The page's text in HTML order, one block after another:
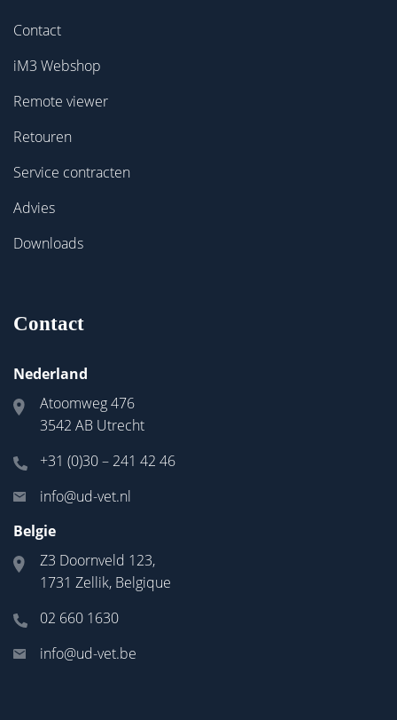
Contact
iM3 Webshop
Remote viewer
Retouren
Service contracten
Advies
Downloads
Contact
Nederland
Atoomweg 476
3542 AB Utrecht
+31 (0)30 – 241 42 46
info@ud-vet.nl
Belgie
Z3 Doornveld 123,
1731 Zellik, Belgique
02 660 1630
info@ud-vet.be